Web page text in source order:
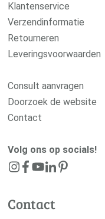
Klantenservice
Verzendinformatie
Retourneren
Leveringsvoorwaarden
Consult aanvragen
Doorzoek de website
Contact
Volg ons op socials!
Contact